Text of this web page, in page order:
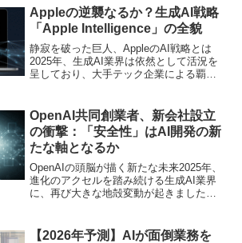
にそれは、あなたのキャリアを劇的に飛
躍させる最大のチャンス...
Appleの逆襲なるか？生成AI戦略
「Apple Intelligence」の全貌
静寂を破った巨人、AppleのAI戦略とは
2025年、生成AI業界は依然として活況を
呈しており、大手テック企業による覇権
OpenAI、Microsoft、Google、An...
OpenAI共同創業者、新会社設立
の衝撃：「安全性」はAI開発の新
たな軸となるか
OpenAIの頭脳が描く新たな未来2025年、
進化のアクセルを踏み続ける生成AI業界
に、再び大きな地殻変動が起きました。
たイリヤ・サツキヴァー氏が、新たなA...
【2026年予測】AIが面倒業務を